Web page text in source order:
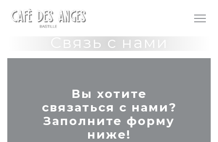
Связь с нами
Вы хотите
связаться с нами?
Заполните форму
ниже!